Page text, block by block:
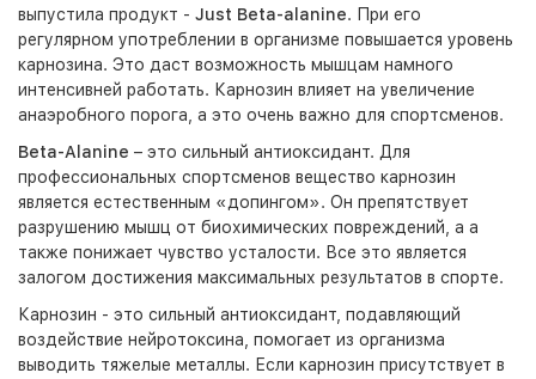
выпустила продукт - Just Beta-alanine. При его
регулярном употреблении в организме повышается уровень
карнозина. Это даст возможность мышцам намного
интенсивней работать. Карнозин влияет на увеличение
анаэробного порога, а это очень важно для спортсменов.
Beta-Alanine – это сильный антиоксидант. Для
профессиональных спортсменов вещество карнозин
является естественным «допингом». Он препятствует
разрушению мышц от биохимических повреждений, а а
также понижает чувство усталости. Все это является
залогом достижения максимальных результатов в спорте.
Карнозин - это сильный антиоксидант, подавляющий
воздействие нейротоксина, помогает из организма
выводить тяжелые металлы. Если карнозин присутствует в